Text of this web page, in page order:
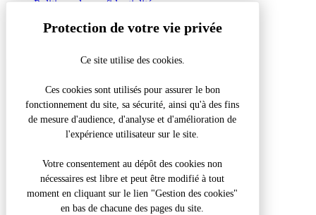
Politique de confidentialité
© 2026 Site Groupes Tourisme du Grand Périgueux
Réalisation Koredge
Retour en haut de page
Abbaye de Paunat – 1h
Fermer la modale
Que recherchez-vous ?
Recherche pour :
Ce site utilise des cookies.
Ces cookies sont utilisés pour assurer le bon
fonctionnement du site, sa sécurité, ainsi qu'à des fins
de mesure d'audience, d'analyse et d'amélioration de
l'expérience utilisateur sur le site.
Votre consentement au dépôt des cookies non
nécessaires est libre et peut être modifié à tout
moment en cliquant sur le lien "Gestion des cookies"
en bas de chacune des pages du site.